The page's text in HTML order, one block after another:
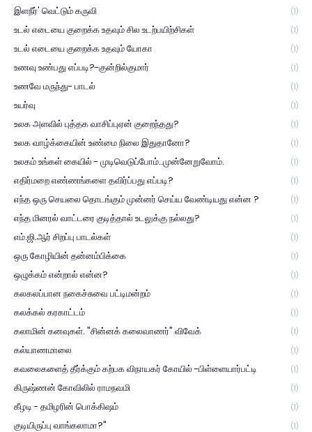
இளநீர்' வெட்டும் கருவி (1)
உடல் எடையை குறைக்க உதவும் சில உடற்பயிற்சிகள் (1)
உடல் எடையை குறைக்க உதவும் யோகா (1)
உணவு உண்பது எப்படி?-குன்றில்குமார் (1)
உணவே மருந்து- பாடல் (1)
உயர்வு (1)
உலக அளவில் புத்தக வாசிப்புஏன் குறைந்தது? (1)
உலக வாழ்க்கையின் உண்மை நிலை இதுதானோ? (1)
உலகம் உங்கள் கையில் - முடிவெடுப்போம்..முன்னேறுவோம். (1)
எதிர்மறை எண்ணங்களை தவிர்ப்பது எப்படி? (1)
எந்த ஒரு செயலை தொடங்கும் முன்னர் செய்ய வேண்டியது என்ன ? (1)
எந்த மினரல் வாட்டரை குடித்தால் உடலுக்கு நல்லது? (1)
எம்.ஜி.ஆர் சிறப்பு பாடல்கள் (1)
ஒரு கோழியின் தன்னம்பிக்கை (1)
ஒழுக்கம் என்றால் என்ன? (1)
கலகலப்பான நகைச்சுவை பட்டிமன்றம் (1)
கலக்கல் கரகாட்டம் (1)
கலாமின் கனவுகள். "சின்னக் கலைவாணர்" விவேக் (1)
கல்யாணமாலை (1)
கவலைகளைத் தீர்க்கும் கற்பக விநாயகர் கோயில் -பிள்ளையார்பட்டி (1)
கிருஷ்ணன் கோவிலில் ராமநவமி (1)
கீழடி - தமிழரின் பொக்கிஷம் (1)
குடியிருப்பு வாங்கலாமா?" (1)